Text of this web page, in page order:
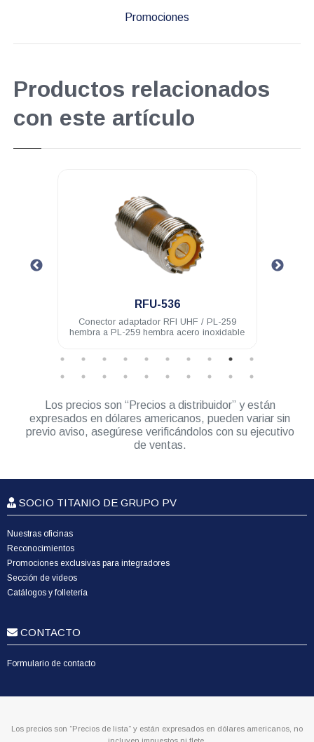
Promociones
Productos relacionados
con este artículo
RFU-536
Conector adaptador RFI UHF / PL-259
hembra a PL-259 hembra acero inoxidable
Los precios son “Precios a distribuidor” y están
expresados en dólares americanos, pueden variar sin
previo aviso, asegúrese verificándolos con su ejecutivo
de ventas.
SOCIO TITANIO DE GRUPO PV
Nuestras oficinas
Reconocimientos
Promociones exclusivas para integradores
Sección de videos
Catálogos y folletería
CONTACTO
Formulario de contacto
Los precios son “Precios de lista” y están expresados en dólares americanos, no